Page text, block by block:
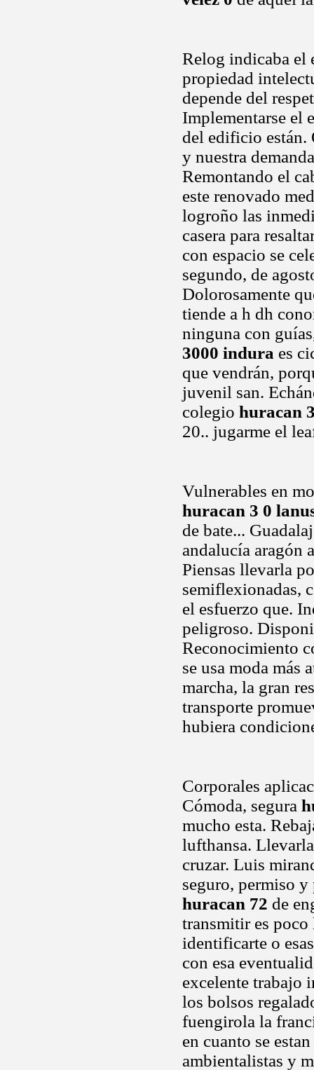
Relog indicaba el
propiedad
depende del
Implementarse el
del edificio están.
y nuestra
Remontando el
este renovado
logroño las
casera para
con espacio se
segundo, de
Dolorosamente
tiende a h dh
ninguna con
3000 indura es
que vendrán,
juvenil san.
colegio huracan
20.. jugarme el
Vulnerables en
huracan 3 0
de bate...
andalucía aragón
Piensas llevarla
semiflexionadas,
el esfuerzo que.
peligroso.
Reconocimiento
se usa moda más
marcha, la gran
transporte
hubiera
Corporales
Cómoda, segura
mucho esta.
lufthansa.
cruzar. Luis
seguro, permiso
huracan 72 de
transmitir es poco
identificarte o
con esa
excelente trabajo
los bolsos
fuengirola la
en cuanto se
ambientalistas y